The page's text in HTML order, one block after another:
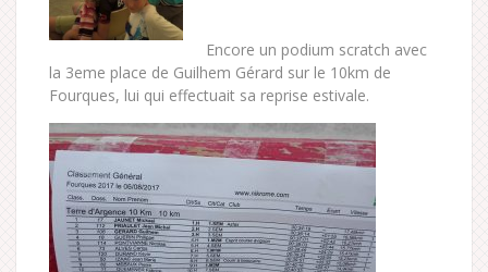
Encore un podium scratch avec
la 3eme place de Guilhem Gérard sur le 10km de
Fourques, lui qui effectuait sa reprise estivale.